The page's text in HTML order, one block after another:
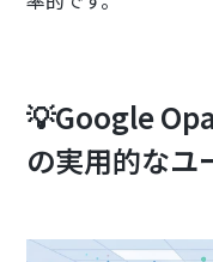
💡Google
の実用的なユ